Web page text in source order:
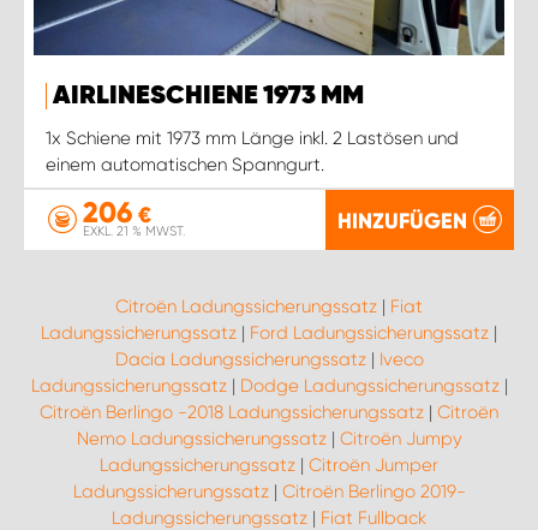
AIRLINESCHIENE 1973 MM
1x Schiene mit 1973 mm Länge inkl. 2 Lastösen und
einem automatischen Spanngurt.
206 €
EXKL. 21 % MWST. HINZUFÜGEN
Citroën Ladungssicherungssatz | Fiat
Ladungssicherungssatz | Ford Ladungssicherungssatz |
Dacia Ladungssicherungssatz| Iveco
Ladungssicherungssatz| Dodge Ladungssicherungssatz|
Citroën Berlingo -2018 Ladungssicherungssatz | Citroën
Nemo Ladungssicherungssatz| Citroën Jumpy
Ladungssicherungssatz | Citroën Jumper
Ladungssicherungssatz| Citroën Berlingo 2019-
Ladungssicherungssatz | Fiat Fullback